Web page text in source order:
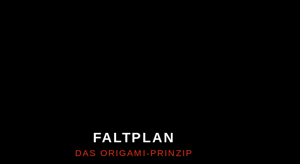
FALTPLAN
DAS ORIGAMI-PRINZIP